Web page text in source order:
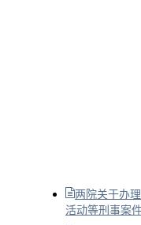
两院关于办
活动等刑事案